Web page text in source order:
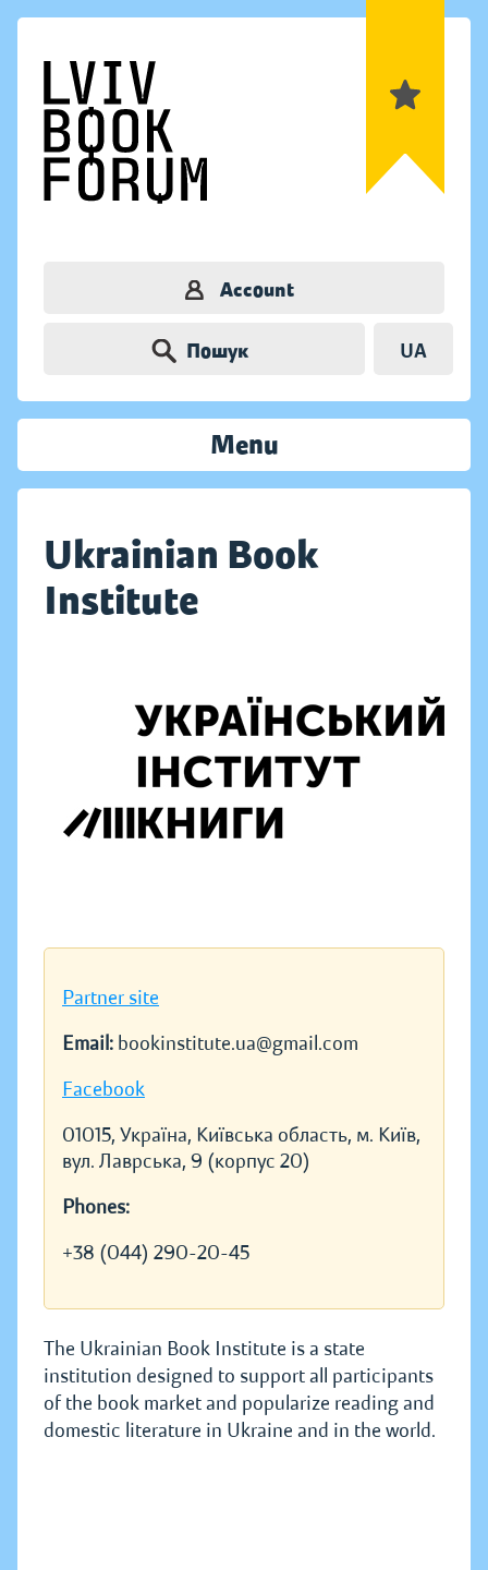
Account
Пошук UA
Menu
Ukrainian Book
Institute
Partner site
Email: bookinstitute.ua@gmail.com
Facebook
01015, Україна, Київська область, м. Київ,
вул. Лаврська, 9 (корпус 20)
Phones:
+38 (044) 290-20-45
The Ukrainian Book Institute is a state
institution designed to support all participants
of the book market and popularize reading and
domestic literature in Ukraine and in the world.